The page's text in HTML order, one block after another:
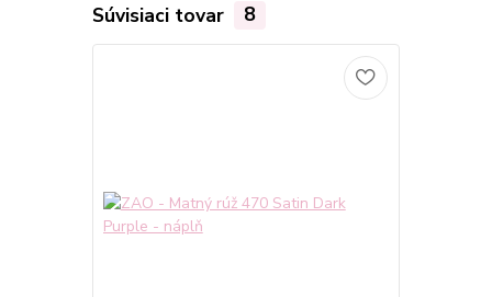
Súvisiaci tovar 8